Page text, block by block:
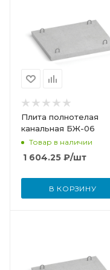
Плита полнотелая
канальная БЖ-06
Товар в наличии
1 604.25 ₽/шт
В КОРЗИНУ